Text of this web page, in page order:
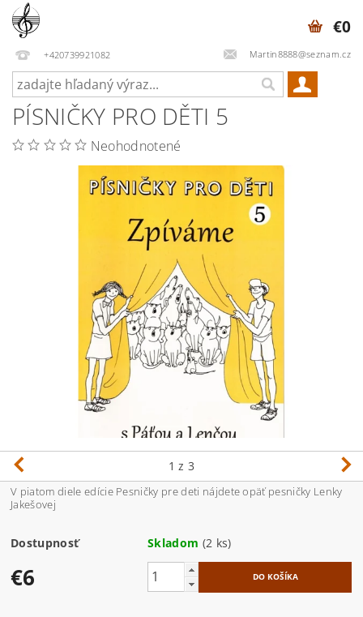
+420739921082 Martin8888@seznam.cz
€0
PÍSNIČKY PRO DĚTI 5
Neohodnotené
1 z 3
V piatom diele edície Pesničky pre deti nájdete opäť pesničky Lenky
Jakešovej
Dostupnosť Skladom (2 ks)
€6